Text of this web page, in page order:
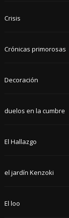
Crisis
Crónicas primorosas
Decoración
duelos en la cumbre
El Hallazgo
el jardín Kenzoki
El loo